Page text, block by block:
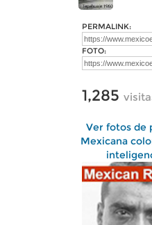
PERMALINK:
FOTO:
1,285
Ver fotos de
Mexicana